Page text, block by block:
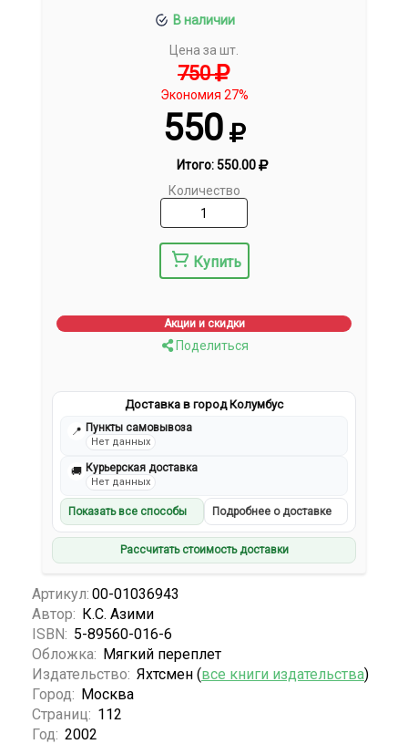
В наличии
Цена за шт.
750
Экономия 27%
550
Итого:550.00
Количество
Купить
Акции и скидки
Поделиться
Доставка в город Колумбус
📍 Пункты самовывоза
Нет данных
🚚 Курьерская доставка
Нет данных
Показать все способы Подробнее о доставке
Рассчитать стоимость доставки
Артикул: 00-01036943
Автор: К.С. Азими
ISBN: 5-89560-016-6
Обложка: Мягкий переплет
Издательство: Яхтсмен (все книги издательства)
Город: Москва
Страниц: 112
Год: 2002